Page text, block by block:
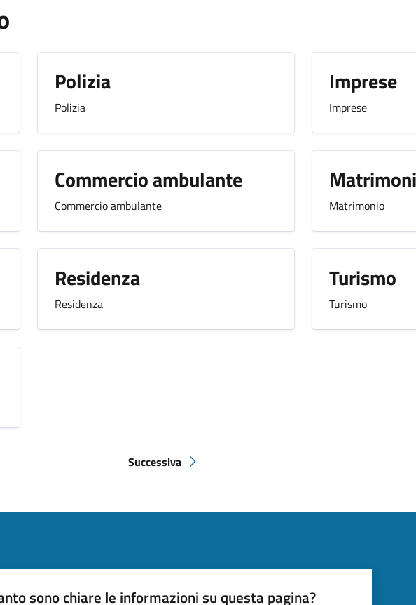
Polizia
Polizia
Imprese
Imprese
Commercio ambulante
Commercio ambulante Matrimonio
Residenza
Residenza
Turismo
Turismo
Pagina successiva
Successiva
sono chiare le informazioni su questa pagina?